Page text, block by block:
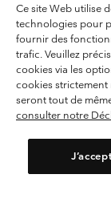
Garanties Légales
Conditions
Conditions
Cookies
Public
Ce site Web utilise
technologies pour
fournir des
trafic. Veuillez
cookies via les
cookies
seront tout de
consulter notre
Veuillez
United
France